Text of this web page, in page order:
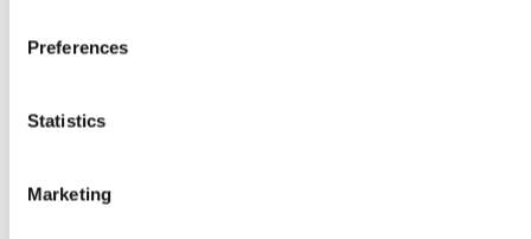
Preferences
Statistics
Marketing